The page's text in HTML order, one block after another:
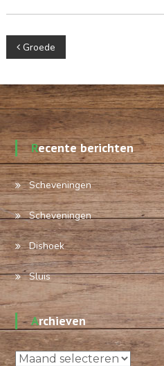
Berichtnavigatie
Groede
Recente berichten
Scheveningen
Scheveningen
Dishoek
Sluis
Archieven
Archieven